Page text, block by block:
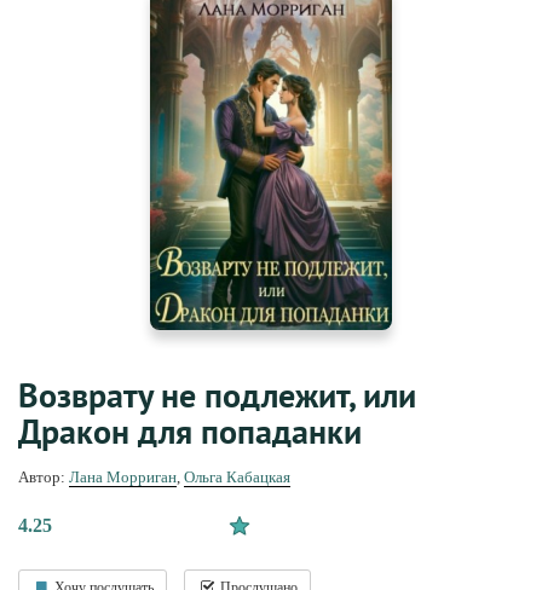
Возврату не подлежит, или
Дракон для попаданки
Автор: Лана Морриган Ольга Кабацкая
4.25